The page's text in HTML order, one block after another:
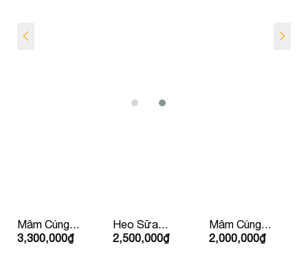
Mâm Cúng
Tất Niên
3,300,000₫
Heo Sữa
Quay Trên
2,500,000₫
Mâm Cúng
Lộc Phát
2,000,000₫